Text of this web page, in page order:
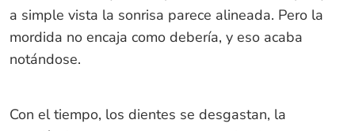
a simple vista la sonrisa parece alineada. Pero la
mordida no encaja como debería, y eso acaba
notándose.
Con el tiempo, los dientes se desgastan, la